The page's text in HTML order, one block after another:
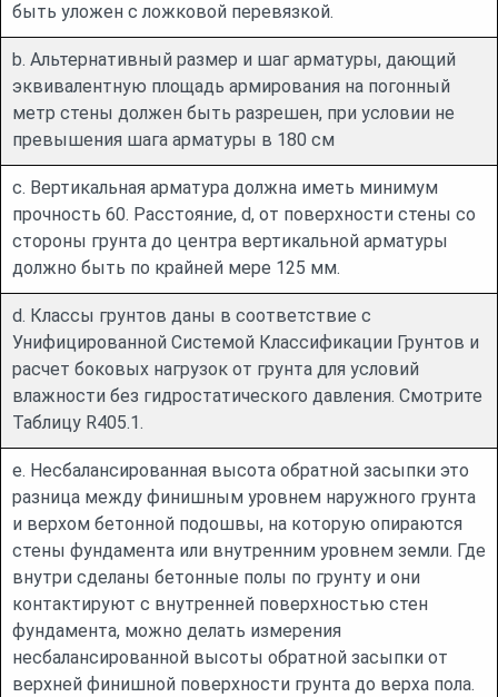
быть уложен с ложковой перевязкой.
b. Альтернативный размер и шаг арматуры, дающий
эквивалентную площадь армирования на погонный
метр стены должен быть разрешен, при условии не
превышения шага арматуры в 180 см
c. Вертикальная арматура должна иметь минимум
прочность 60. Расстояние, d, от поверхности стены со
стороны грунта до центра вертикальной арматуры
должно быть по крайней мере 125 мм.
d. Классы грунтов даны в соответствие с
Унифицированной Системой Классификации Грунтов и
расчет боковых нагрузок от грунта для условий
влажности без гидростатического давления. Смотрите
Таблицу R405.1.
e. Несбалансированная высота обратной засыпки это
разница между финишным уровнем наружного грунта
и верхом бетонной подошвы, на которую опираются
стены фундамента или внутренним уровнем земли. Где
внутри сделаны бетонные полы по грунту и они
контактируют с внутренней поверхностью стен
фундамента, можно делать измерения
несбалансированной высоты обратной засыпки от
верхней финишной поверхности грунта до верха пола.